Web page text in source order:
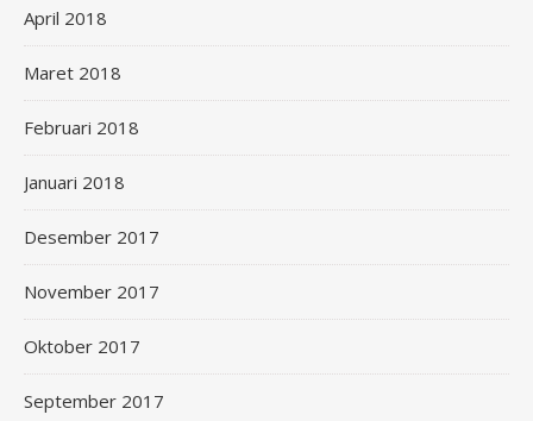
April 2018
Maret 2018
Februari 2018
Januari 2018
Desember 2017
November 2017
Oktober 2017
September 2017